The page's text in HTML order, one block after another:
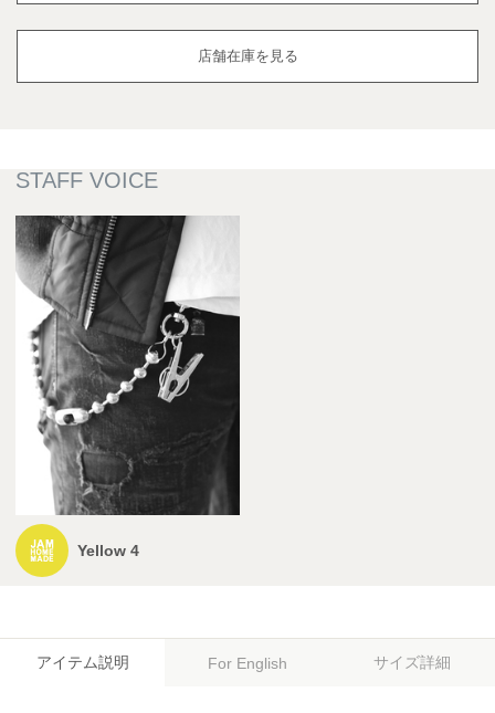
店舗在庫を見る
Yellow 4
アイテム説明 For English サイズ詳細